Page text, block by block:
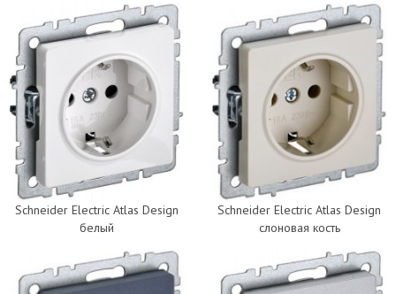
Schneider Electric Atlas Design
белый
Schneider Electric Atlas Design
слоновая кость